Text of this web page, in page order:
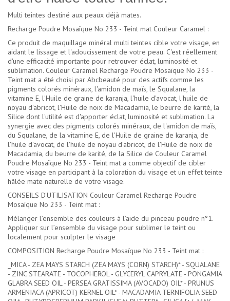
Multi teintes destiné aux peaux déjà mates.
Recharge Poudre Mosaïque No 233 - Teint mat Couleur Caramel :
Ce produit de maquillage minéral multi teintes cible votre visage, en
aidant le lissage et l'adoucissement de votre peau. C'est réellement
d'une efficacité importante pour retrouver éclat, luminosité et
sublimation. Couleur Caramel Recharge Poudre Mosaïque No 233 -
Teint mat a été choisi par Abcbeauté pour des actifs comme les
pigments colorés minéraux, l'amidon de maïs, le Squalane, la
vitamine E, l'Huile de graine de karanja, l'huile d'avocat, l'huile de
noyau d'abricot, l'Huile de noix de Macadamia, le beurre de karité, la
Silice dont l'utilité est d'apporter éclat, luminosité et sublimation. La
synergie avec des pigments colorés minéraux, de l'amidon de maïs,
du Squalane, de la vitamine E, de l'Huile de graine de karanja, de
l'huile d'avocat, de l'huile de noyau d'abricot, de l'Huile de noix de
Macadamia, du beurre de karité, de la Silice de Couleur Caramel
Poudre Mosaïque No 233 - Teint mat a comme objectif de cibler
votre visage en participant à la coloration du visage et un effet teinte
hâlée mate naturelle de votre visage.
CONSEILS D'UTILISATION Couleur Caramel Recharge Poudre
Mosaïque No 233 - Teint mat :
Mélanger l’ensemble des couleurs à l’aide du pinceau poudre n°1.
Appliquer sur l’ensemble du visage pour sublimer le teint ou
localement pour sculpter le visage
COMPOSITION Recharge Poudre Mosaïque No 233 - Teint mat :
_MICA - ZEA MAYS STARCH (ZEA MAYS (CORN) STARCH)* - SQUALANE
- ZINC STEARATE - TOCOPHEROL - GLYCERYL CAPRYLATE - PONGAMIA
GLABRA SEED OIL - PERSEA GRATISSIMA (AVOCADO) OIL* - PRUNUS
ARMENIACA (APRICOT) KERNEL OIL* - MACADAMIA TERNIFOLIA SEED